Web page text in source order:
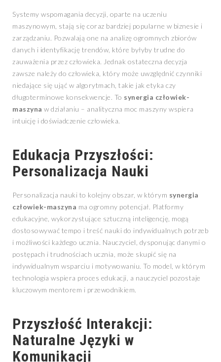
Systemy wspomagania decyzji, oparte na uczeniu
maszynowym, stają się coraz bardziej popularne w biznesie i
zarządzaniu. Pozwalają one na analizę ogromnych zbiorów
danych i identyfikację trendów, które byłyby trudne do
zauważenia przez człowieka. Jednak ostateczna decyzja
zawsze należy do człowieka, który może uwzględnić czynniki
niedające się ująć w algorytmach, takie jak etyka czy
długoterminowe konsekwencje. To synergia człowiek-
maszyna w działaniu – analityczna moc maszyny wspiera
intuicję i doświadczenie człowieka.
Edukacja Przyszłości:
Personalizacja Nauki
Personalizacja nauki to kolejny obszar, w którym synergia
człowiek-maszyna ma ogromny potencjał. Platformy
edukacyjne, wykorzystujące sztuczną inteligencję, mogą
dostosowywać tempo i treść nauki do indywidualnych potrzeb
i możliwości każdego ucznia. Nauczyciel, dysponując danymi o
postępach i trudnościach ucznia, może skupić się na
indywidualnym wsparciu i motywowaniu. To model, w którym
technologia wspiera proces edukacji, a nauczyciel pozostaje
kluczowym mentorem i przewodnikiem.
Przyszłość Interakcji:
Naturalne Języki w
Komunikacji